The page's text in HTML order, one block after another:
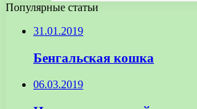
Популярные статьи
31.01.2019
Бенгальская кошка
06.03.2019